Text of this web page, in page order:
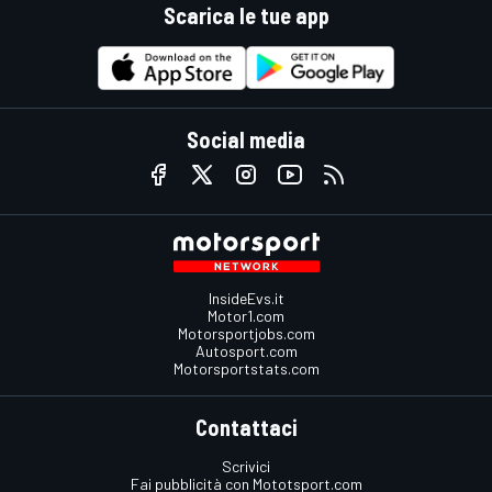
Scarica le tue app
Social media
InsideEvs.it
Motor1.com
Motorsportjobs.com
Autosport.com
Motorsportstats.com
Contattaci
Scrivici
Fai pubblicità con Mototsport.com